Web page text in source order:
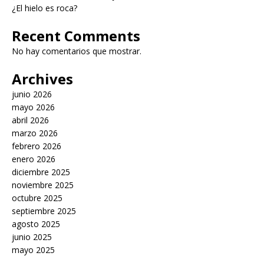
¿El hielo es roca?
Recent Comments
No hay comentarios que mostrar.
Archives
junio 2026
mayo 2026
abril 2026
marzo 2026
febrero 2026
enero 2026
diciembre 2025
noviembre 2025
octubre 2025
septiembre 2025
agosto 2025
junio 2025
mayo 2025